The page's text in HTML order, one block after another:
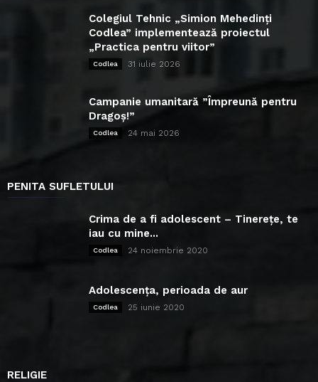
Colegiul Tehnic „Simion Mehedinți
Codlea” implementează proiectul
„Practica pentru viitor”
Codlea 31 iulie 2026
Campanie umanitară ”Împreună pentru
Dragoș!”
Codlea 24 mai 2026
PENITA SUFLETULUI
Crima de a fi adolescent – Tinerețe, te
iau cu mine...
Codlea 24 noiembrie 2020
Adolescența, perioada de aur
Codlea 25 iunie 2020
RELIGIE